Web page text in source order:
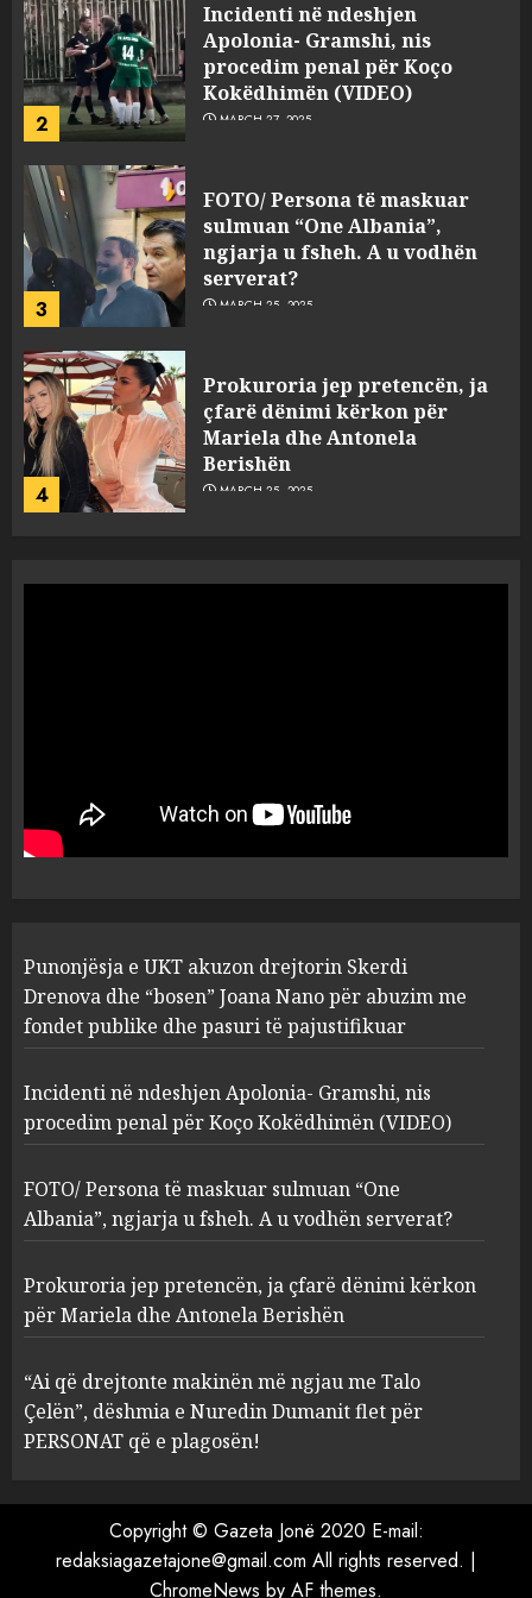
2
Incidenti në ndeshjen
Apolonia- Gramshi, nis
procedim penal për Koço
Kokëdhimën (VIDEO)
MARCH 27, 2025
3
FOTO/ Persona të maskuar
sulmuan “One Albania”,
ngjarja u fsheh. A u vodhën
serverat?
MARCH 25, 2025
4
Prokuroria jep pretencën, ja
çfarë dënimi kërkon për
Mariela dhe Antonela
Berishën
MARCH 25, 2025
1
“bosen” Joana Nano për
abuzim me fondet publike dhe
pasuri të pajustifikuar
2
Apolonia- Gramshi, nis
procedim penal për Koço
Kokëdhimën (VIDEO)
MARCH 27, 2025
3
FOTO/ Persona të maskuar
sulmuan “One Albania”,
ngjarja u fsheh. A u vodhën
serverat?
MARCH 25, 2025
4
Prokuroria jep pretencën, ja
çfarë dënimi kërkon për
Berishën
MARCH 25, 2025
“Ai që drejtonte makinën më
ngjau me Talo Çelën”,
dëshmia e Nuredin Dumanit
flet për PERSONAT që e
Punonjësja e UKT akuzon drejtorin Skerdi
Drenova dhe “bosen” Joana Nano për abuzim me
fondet publike dhe pasuri të pajustifikuar
Incidenti në ndeshjen Apolonia- Gramshi, nis
procedim penal për Koço Kokëdhimën (VIDEO)
FOTO/ Persona të maskuar sulmuan “One
Albania”, ngjarja u fsheh. A u vodhën serverat?
Prokuroria jep pretencën, ja çfarë dënimi kërkon
për Mariela dhe Antonela Berishën
“Ai që drejtonte makinën më ngjau me Talo
Çelën”, dëshmia e Nuredin Dumanit flet për
PERSONAT që e plagosën!
Copyright © Gazeta Jonë 2020 E-mail:
redaksiagazetajone@gmail.com All rights reserved. |
ChromeNews by AF themes.